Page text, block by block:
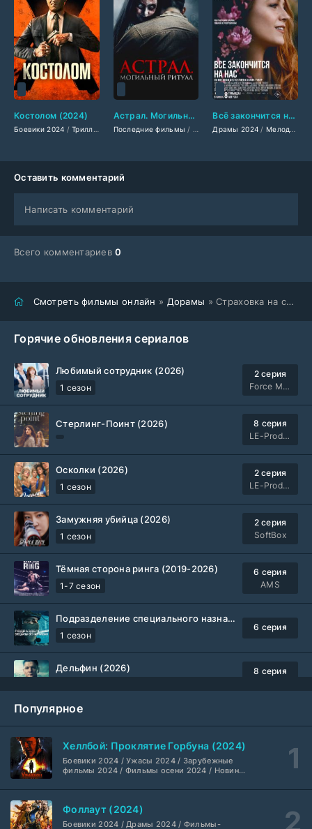
Костолом (2024)
Боевики 2024 /Триллеры 2024 /Зарубежные фильмы 2024/ Фильмы весны
Астрал. Могильный ритуал (2025)
Последние фильмы / Фильмы 2025/Ужасы 2025
Всё закончится на нас (2024)
Драмы 2024 / Мелодрамы 2024
Оставить комментарий
Написать комментарий
Всего комментариев0
Смотреть фильмы онлайн » Дорамы » Страховка на случай развода (2025)
Горячие обновления сериалов
Любимый сотрудник (2026)
1 сезон
2 серия
Force Media
Стерлинг-Поинт (2026)
8 серия
LE-Production
Осколки (2026)
1 сезон
2 серия
LE-Production
Замужняя убийца (2026)
1 сезон
2 серия
SoftBox
Тёмная сторона ринга (2019-2026)
1-7 сезон
6 серия
AMS
Подразделение специального назначения (2026)
1 сезон
6 серия
Дельфин (2026)
8 серия
Шугар (2026)
Укрытие (2026)
5 серия
Популярное
Хеллбой: Проклятие Горбуна (2024)
Боевики 2024 / Ужасы 2024 / Зарубежные
фильмы 2024 / Фильмы осени 2024 / Новинки
2024 / Американские фильмы / Фильмы
высоким рейтингом / Интересные фильмы /
Крутые фильмы / Популярные фильмы
Фоллаут (2024)
Боевики 2024 / Драмы 2024 / Фильмы-